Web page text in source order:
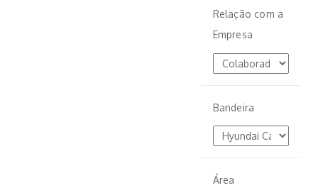
Relação com a
Empresa
Bandeira
Área